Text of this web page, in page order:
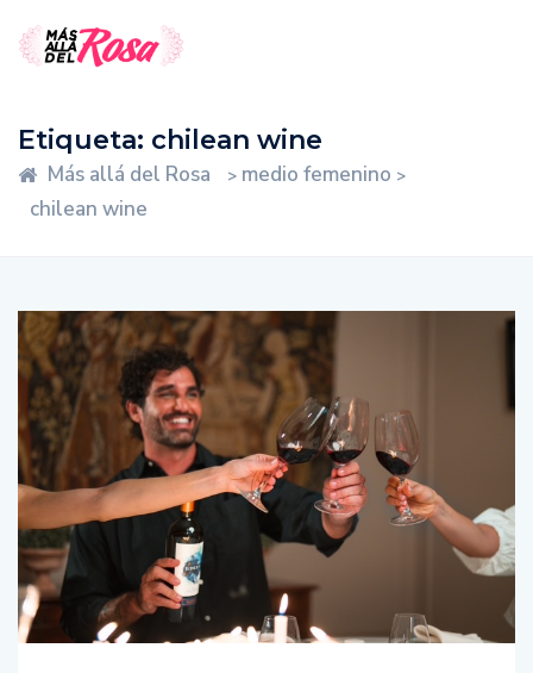
Etiqueta: chilean wine
Más allá del Rosa > medio femenino >
chilean wine